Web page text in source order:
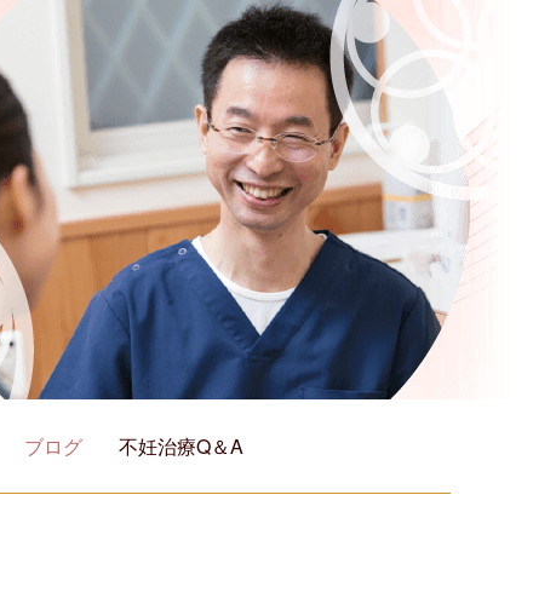
ブログ 不妊治療Q＆A